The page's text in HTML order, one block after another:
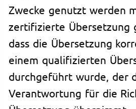
Zwecke genutzt werden
zertifizierte Übersetzung
dass die Übersetzung
einem qualifizierten
durchgeführt wurde, der
Verantwortung für die